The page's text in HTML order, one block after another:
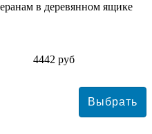
в деревянном ящике
4442 руб